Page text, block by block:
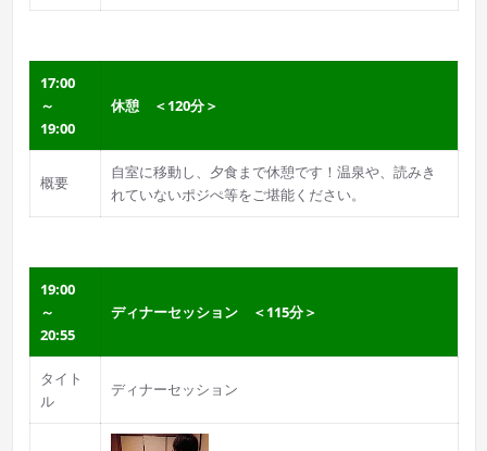
17:00
～
19:00
休憩 ＜120分＞
概要
自室に移動し、夕食まで休憩です！温泉や、読みき
れていないポジぺ等をご堪能ください。
19:00
～
20:55
ディナーセッション ＜115分＞
タイト
ル
ディナーセッション